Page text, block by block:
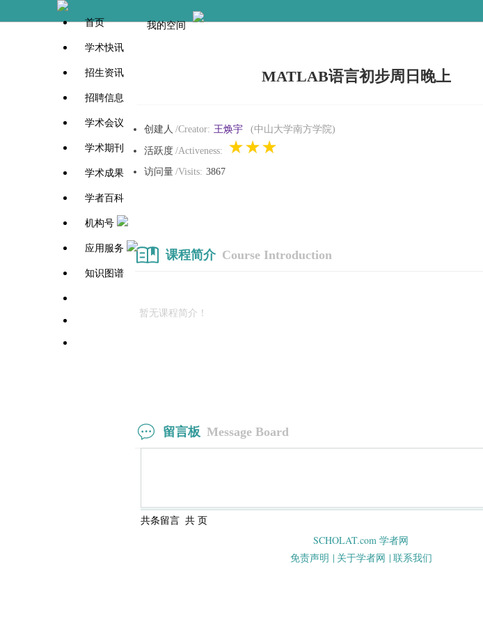
首页
学术快讯
招生资讯
招聘信息
学术会议
学术期刊
学术成果
学者百科
机构号
应用服务
知识图谱
我的空间
MATLAB语言初步周日晚上
创建人 /Creator: 王焕宇 (中山大学南方学院)
活跃度 /Activeness:
访问量 /Visits: 3867
课程简介 Course Introduction
暂无课程简介！
留言板 Message Board
共条留言 共 页
SCHOLAT.com 学者网
免责声明 | 关于学者网 | 联系我们